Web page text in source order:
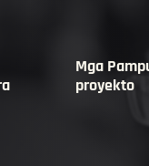
Mga
proyekto